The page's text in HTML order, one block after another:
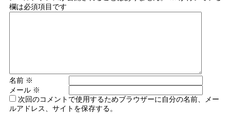
欄は必須項目です
名前 ※
メール ※
次回のコメントで使用するためブラウザーに自分の名前、メー
ルアドレス、サイトを保存する。